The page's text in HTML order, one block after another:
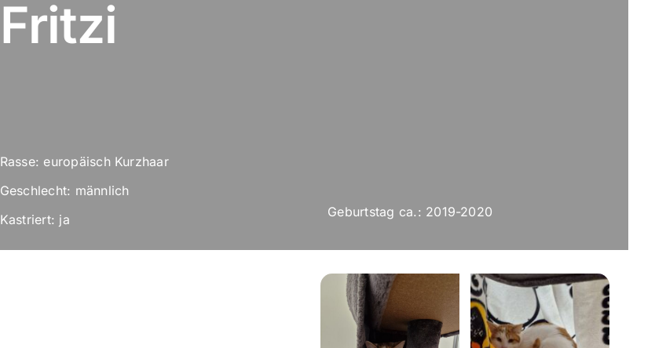
Fritzi
Rasse: europäisch Kurzhaar
Geschlecht: männlich
Kastriert: ja
Geburtstag ca.: 2019-2020